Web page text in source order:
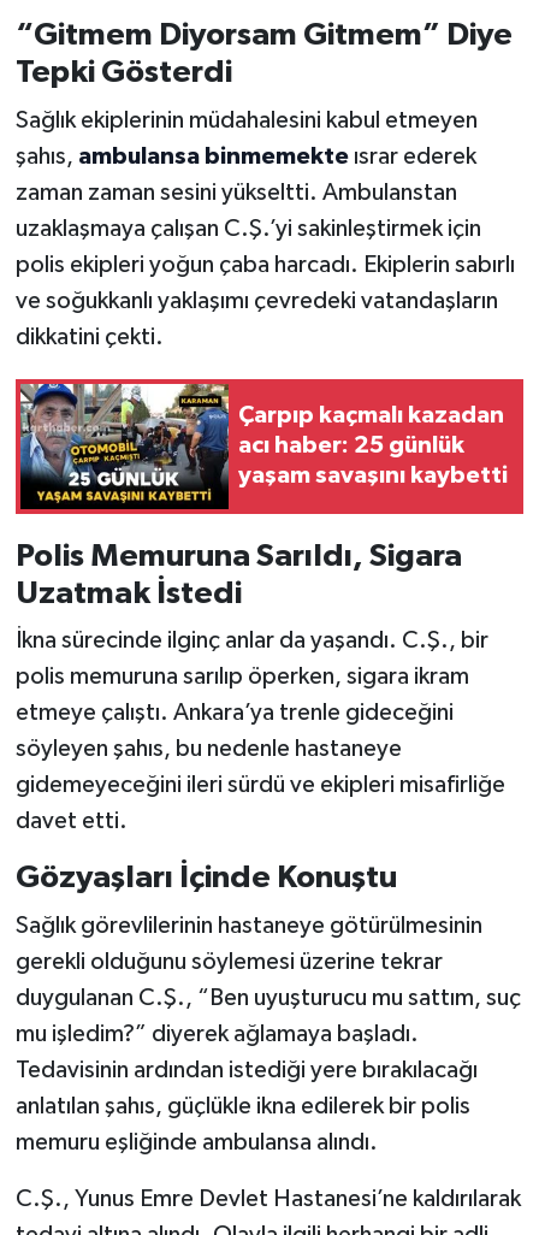
“Gitmem Diyorsam Gitmem” Diye
Tepki Gösterdi
Sağlık ekiplerinin müdahalesini kabul etmeyen
şahıs, ambulansa binmemekteısrar ederek
zaman zaman sesini yükseltti. Ambulanstan
uzaklaşmaya çalışan C.Ş.’yi sakinleştirmek için
polis ekipleri yoğun çaba harcadı. Ekiplerin sabırlı
ve soğukkanlı yaklaşımı çevredeki vatandaşların
dikkatini çekti.
Çarpıp kaçmalı kazadan
acı haber: 25 günlük
yaşam savaşını kaybetti
Polis Memuruna Sarıldı, Sigara
Uzatmak İstedi
İkna sürecinde ilginç anlar da yaşandı. C.Ş., bir
polis memuruna sarılıp öperken, sigara ikram
etmeye çalıştı. Ankara’ya trenle gideceğini
söyleyen şahıs, bu nedenle hastaneye
gidemeyeceğini ileri sürdü ve ekipleri misafirliğe
davet etti.
Gözyaşları İçinde Konuştu
Sağlık görevlilerinin hastaneye götürülmesinin
gerekli olduğunu söylemesi üzerine tekrar
duygulanan C.Ş., “Ben uyuşturucu mu sattım, suç
mu işledim?” diyerek ağlamaya başladı.
Tedavisinin ardından istediği yere bırakılacağı
anlatılan şahıs, güçlükle ikna edilerek bir polis
memuru eşliğinde ambulansa alındı.
C.Ş., Yunus Emre Devlet Hastanesi’ne kaldırılarak